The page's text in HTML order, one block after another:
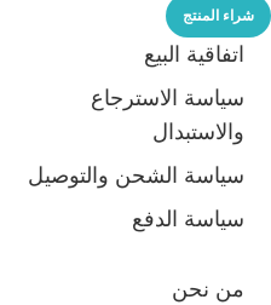
شراء المنتج
اتفاقية البيع
سياسة الاسترجاع
والاستبدال
سياسة الشحن والتوصيل
سياسة الدفع
من نحن